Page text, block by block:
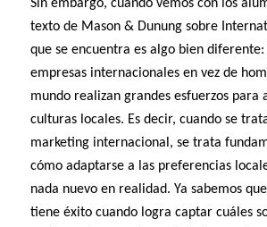
Sin embargo, cuando vemos con los
texto de Mason & Dunung sobre
que se encuentra es algo bien diferente:
empresas internacionales en vez de
mundo realizan grandes esfuerzos para
culturas locales. Es decir, cuando se
marketing internacional, se trata
cómo adaptarse a las preferencias
nada nuevo en realidad. Ya sabemos
tiene éxito cuando logra captar cuáles